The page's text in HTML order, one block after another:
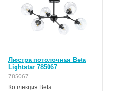
Люстра потолочная Beta
Lightstar 785067
785067
Коллекция Beta